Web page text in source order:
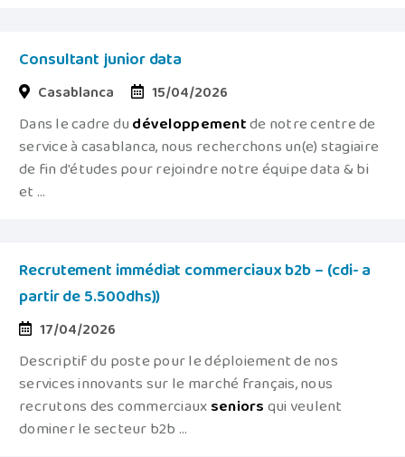
Consultant junior data
Casablanca 15/04/2026
Dans le cadre dudéveloppementde notre centre de
service à casablanca, nous recherchons un(e) stagiaire
de fin d'études pour rejoindre notre équipe data & bi
et ...
Recrutement immédiat commerciaux b2b – (cdi- a
partir de 5.500dhs))
17/04/2026
Descriptif du poste pour le déploiement de nos
services innovants sur le marché français, nous
recrutons des commerciauxseniorsqui veulent
dominer le secteur b2b ...